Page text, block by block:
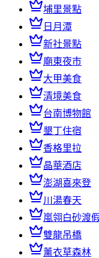
埔里景點
日月潭
新社景點
廟東夜市
大甲美食
清境美食
台南博物館
墾丁住宿
香格里拉
晶華酒店
澎湖喜來登
川湯春天
嵐翎白砂渡
雙龍吊橋
薰衣草森林